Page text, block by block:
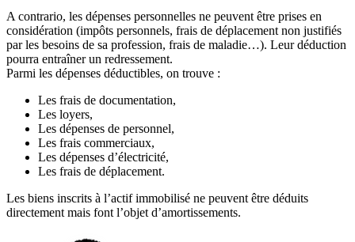
A contrario, les dépenses personnelles ne peuvent être prises en
considération (impôts personnels, frais de déplacement non justifiés
par les besoins de sa profession, frais de maladie…). Leur déduction
pourra entraîner un redressement.
Parmi les dépenses déductibles, on trouve :
Les frais de documentation,
Les loyers,
Les dépenses de personnel,
Les frais commerciaux,
Les dépenses d’électricité,
Les frais de déplacement.
Les biens inscrits à l’actif immobilisé ne peuvent être déduits
directement mais font l’objet d’amortissements.